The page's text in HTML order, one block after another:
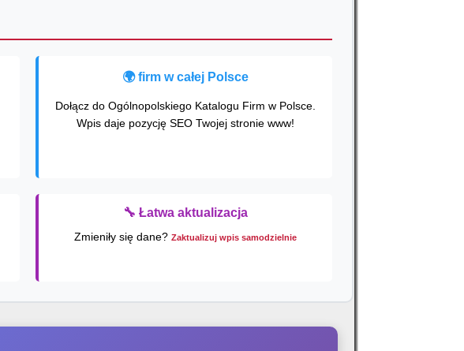
🌍firm w całej Polsce
Dołącz do Ogólnopolskiego Katalogu Firm w Polsce.
Wpis daje pozycję SEO Twojej stronie www!
🔧 Łatwa aktualizacja
Zmieniły się dane? Zaktualizuj wpis samodzielnie